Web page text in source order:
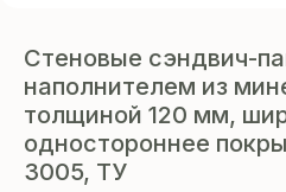
Стеновые сэндвич-
наполнителем из
толщиной 120 мм,
одностороннее
3005, ТУ